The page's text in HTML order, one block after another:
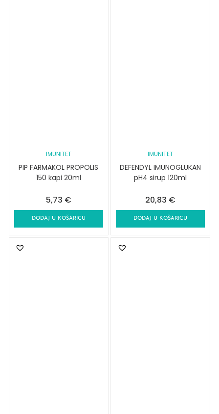
IMUNITET
PIP FARMAKOL PROPOLIS
150 kapi 20ml
5,73 €
DODAJ U KOŠARICU
IMUNITET
DEFENDYL IMUNOGLUKAN
pH4 sirup 120ml
20,83 €
DODAJ U KOŠARICU